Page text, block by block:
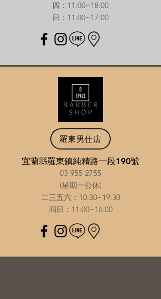
​四：11:00~18:00
​日：11:00~17:00
羅東男仕店
宜蘭縣羅東鎮純精路一段190號
03-955-2755
(星期一公休)
二三五六：10:30~19:30
​四日：11:00~16:00